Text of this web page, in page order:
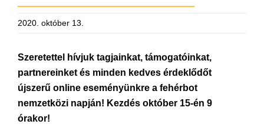
2020. október 13.
Szeretettel hívjuk tagjainkat, támogatóinkat,
partnereinket és minden kedves érdeklődőt
újszerű online eseményünkre a fehérbot
nemzetközi napján! Kezdés október 15-én 9
órakor!